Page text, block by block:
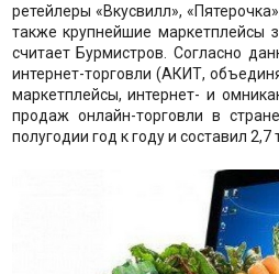
ретейлеры «Вкусвилл»,
также крупнейшие маркетплейсы
считает Бурмистров. Согласно
интернет-торговли (АКИТ,
маркетплейсы, интернет- и
продаж онлайн-торговли в
полугодии год к году и составил 2,7